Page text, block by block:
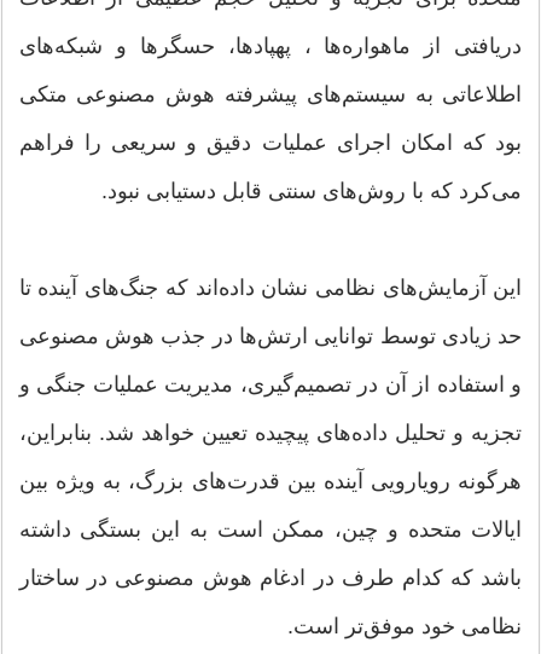
دریافتی از ماهواره‌ها ، پهپادها، حسگرها و شبکه‌های
اطلاعاتی به سیستم‌های پیشرفته هوش مصنوعی متکی
بود که امکان اجرای عملیات دقیق و سریعی را فراهم
می‌کرد که با روش‌های سنتی قابل دستیابی نبود.
این آزمایش‌های نظامی نشان داده‌اند که جنگ‌های آینده تا
حد زیادی توسط توانایی ارتش‌ها در جذب هوش مصنوعی
و استفاده از آن در تصمیم‌گیری، مدیریت عملیات جنگی و
تجزیه و تحلیل داده‌های پیچیده تعیین خواهد شد. بنابراین،
هرگونه رویارویی آینده بین قدرت‌های بزرگ، به ویژه بین
ایالات متحده و چین، ممکن است به این بستگی داشته
باشد که کدام طرف در ادغام هوش مصنوعی در ساختار
نظامی خود موفق‌تر است.